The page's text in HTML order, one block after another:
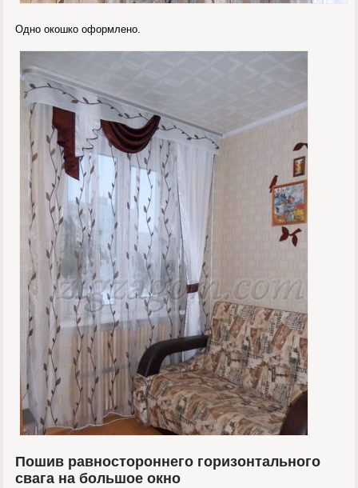
Одно окошко оформлено.
Пошив равностороннего горизонтального
свага на большое окно